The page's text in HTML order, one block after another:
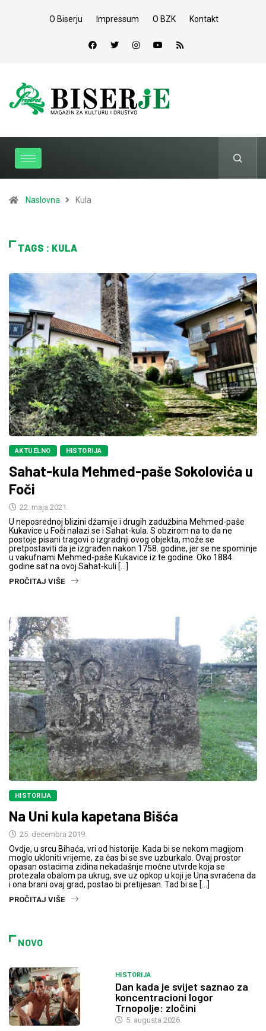
O Biserju Impressum O BZK Kontakt
Naslovna Kula
TAGS : KULA
AKTUELNO HISTORIJA
Sahat-kula Mehmed-paše Sokolovića u
Foči
22. maja 2021.
U neposrednoj blizini džamije i drugih zadužbina Mehmed-paše
Kukavice u Foči nalazi se i Sahat-kula. S obzirom na to da ne
postoje pisani tragovi o izgradnji ovog objekta, može se
pretpostaviti da je izgrađen nakon 1758. godine, jer se ne spominje
u vakufnami Mehmed-paše Kukavice iz te godine. Oko 1884.
godine sat na ovoj Sahat-kuli […]
PROČITAJ VIŠE
HISTORIJA
Na Uni kula kapetana Bišća
25. decembra 2019.
Ovdje, u srcu Bihaća, vri od historije. Kada bi se nekom magijom
moglo ukloniti vrijeme, za čas bi se sve uzburkalo. Ovaj prostor
opasan ostacima zidina nekadašnje moćne utvrde koja se
protezala obalom pa ukrug, sve uz opkop u koji je Una svraćena da
i ona brani ovaj grad, postao bi pretijesan. Tad bi se […]
PROČITAJ VIŠE
NOVO
HISTORIJA
Dan kada je svijet saznao za
koncentracioni logor
Trnopolje: zločini
5. augusta 2026.